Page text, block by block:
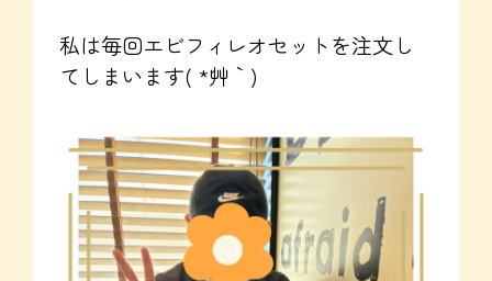
私は毎回エビフィレオセットを注文し
てしまいます( *´艸｀)